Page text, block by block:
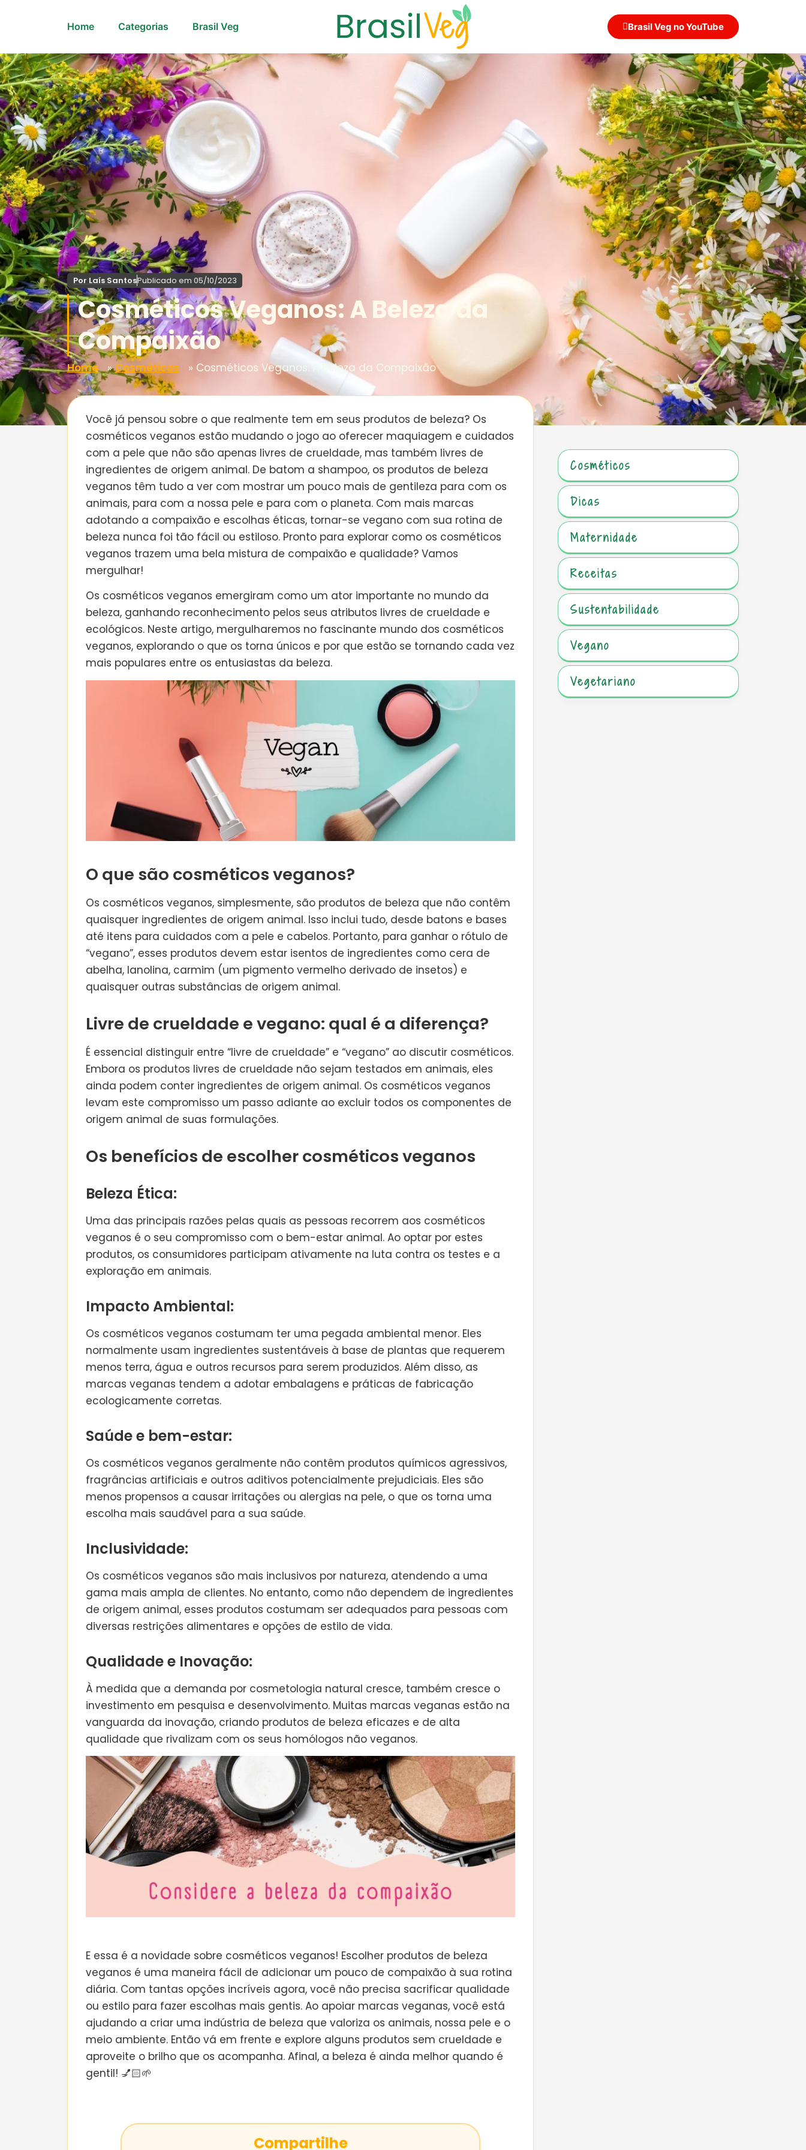
Home Categorias Brasil Veg Brasil Veg no YouTube
Por Laís SantosPublicado em 05/10/2023
Cosméticos Veganos: A Beleza da
Compaixão
Home»Cosméticos » Cosméticos Veganos: A Beleza da Compaixão
Você já pensou sobre o que realmente tem em seus produtos de beleza? Os
cosméticos veganos estão mudando o jogo ao oferecer maquiagem e cuidados
com a pele que não são apenas livres de crueldade, mas também livres de
ingredientes de origem animal. De batom a shampoo, os produtos de beleza
veganos têm tudo a ver com mostrar um pouco mais de gentileza para com os
animais, para com a nossa pele e para com o planeta. Com mais marcas
adotando a compaixão e escolhas éticas, tornar-se vegano com sua rotina de
beleza nunca foi tão fácil ou estiloso. Pronto para explorar como os cosméticos
veganos trazem uma bela mistura de compaixão e qualidade? Vamos
mergulhar!
Os cosméticos veganos emergiram como um ator importante no mundo da
beleza, ganhando reconhecimento pelos seus atributos livres de crueldade e
ecológicos. Neste artigo, mergulharemos no fascinante mundo dos cosméticos
veganos, explorando o que os torna únicos e por que estão se tornando cada vez
mais populares entre os entusiastas da beleza.
O que são cosméticos veganos?
Os cosméticos veganos, simplesmente, são produtos de beleza que não contêm
quaisquer ingredientes de origem animal. Isso inclui tudo, desde batons e bases
até itens para cuidados com a pele e cabelos. Portanto, para ganhar o rótulo de
“vegano”, esses produtos devem estar isentos de ingredientes como cera de
abelha, lanolina, carmim (um pigmento vermelho derivado de insetos) e
quaisquer outras substâncias de origem animal.
Livre de crueldade e vegano: qual é a diferença?
É essencial distinguir entre “livre de crueldade” e “vegano” ao discutir cosméticos.
Embora os produtos livres de crueldade não sejam testados em animais, eles
ainda podem conter ingredientes de origem animal. Os cosméticos veganos
levam este compromisso um passo adiante ao excluir todos os componentes de
origem animal de suas formulações.
Os benefícios de escolher cosméticos veganos
Beleza Ética:
Uma das principais razões pelas quais as pessoas recorrem aos cosméticos
veganos é o seu compromisso com o bem-estar animal. Ao optar por estes
produtos, os consumidores participam ativamente na luta contra os testes e a
exploração em animais.
Impacto Ambiental:
Os cosméticos veganos costumam ter uma pegada ambiental menor. Eles
normalmente usam ingredientes sustentáveis à base de plantas que requerem
menos terra, água e outros recursos para serem produzidos. Além disso, as
marcas veganas tendem a adotar embalagens e práticas de fabricação
ecologicamente corretas.
Saúde e bem-estar:
Os cosméticos veganos geralmente não contêm produtos químicos agressivos,
fragrâncias artificiais e outros aditivos potencialmente prejudiciais. Eles são
menos propensos a causar irritações ou alergias na pele, o que os torna uma
escolha mais saudável para a sua saúde.
Inclusividade:
Os cosméticos veganos são mais inclusivos por natureza, atendendo a uma
gama mais ampla de clientes. No entanto, como não dependem de ingredientes
de origem animal, esses produtos costumam ser adequados para pessoas com
diversas restrições alimentares e opções de estilo de vida.
Qualidade e Inovação:
À medida que a demanda por cosmetologia natural cresce, também cresce o
investimento em pesquisa e desenvolvimento. Muitas marcas veganas estão na
vanguarda da inovação, criando produtos de beleza eficazes e de alta
qualidade que rivalizam com os seus homólogos não veganos.
E essa é a novidade sobre cosméticos veganos! Escolher produtos de beleza
veganos é uma maneira fácil de adicionar um pouco de compaixão à sua rotina
diária. Com tantas opções incríveis agora, você não precisa sacrificar qualidade
ou estilo para fazer escolhas mais gentis. Ao apoiar marcas veganas, você está
ajudando a criar uma indústria de beleza que valoriza os animais, nossa pele e o
meio ambiente. Então vá em frente e explore alguns produtos sem crueldade e
aproveite o brilho que os acompanha. Afinal, a beleza é ainda melhor quando é
gentil! 💅🏻🌱
Compartilhe
Cosméticos
Dicas
Maternidade
Receitas
Sustentabilidade
Vegano
Vegetariano